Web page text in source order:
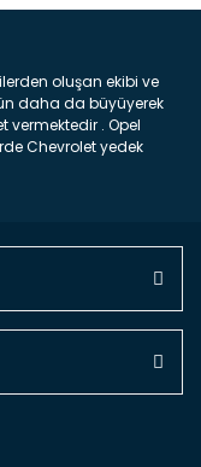
oluşan ekibi ve
daha da büyüyerek
vermektedir . Opel
Chevrolet yedek
yedek parça
dört bir yanına
aşağıda belirttiğimiz